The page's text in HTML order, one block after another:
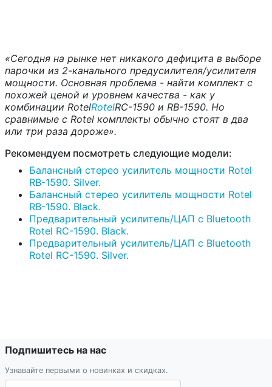
«Сегодня на рынке нет никакого дефицита в выборе
парочки из 2-канального предусилителя/усилителя
мощности. Основная проблема - найти комплект с
похожей ценой и уровнем качества - как у
комбинации RotelRotelRC-1590 и RB-1590. Но
сравнимые с Rotel комплекты обычно стоят в два
или три раза дороже».
Рекомендуем посмотреть следующие модели:
Балансный стерео усилитель мощности Rotel
RB-1590. Silver.
Балансный стерео усилитель мощности Rotel
RB-1590. Black.
Предварительный усилитель/ЦАП с Bluetooth
Rotel RC-1590. Black.
Предварительный усилитель/ЦАП с Bluetooth
Rotel RC-1590. Silver.
Подпишитесь на нас
Узнавайте первыми о новинках и скидках.